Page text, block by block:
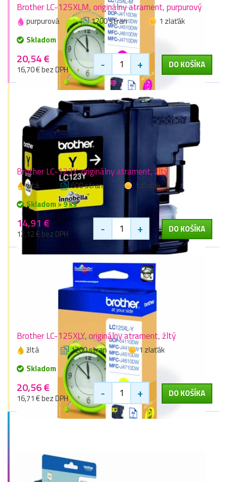
Brother LC-125XLM, originálny atrament, purpurový
purpurová 1200 stran
1 zlaťák
Skladom
20,54 €
16,70 € bez DPH - + DO KOŠÍKA
Brother LC-123Y, originálny atrament, žltý
žltá 600 stran
1 zlaťák
Skladom > 9 ks
14,91 €
12,12 € bez DPH - + DO KOŠÍKA
Brother LC-125XLY, originálny atrament, žltý
žltá 1200 stran
1 zlaťák
Skladom
20,56 €
16,71 € bez DPH - + DO KOŠÍKA